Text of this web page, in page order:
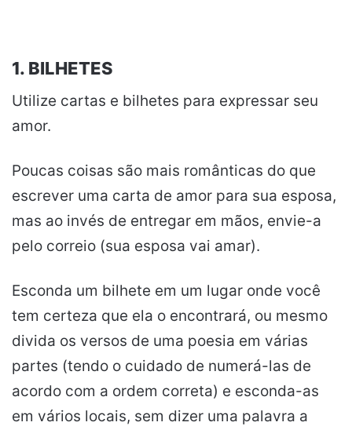
1. BILHETES
Utilize cartas e bilhetes para expressar seu
amor.
Poucas coisas são mais românticas do que
escrever uma carta de amor para sua esposa,
mas ao invés de entregar em mãos, envie-a
pelo correio (sua esposa vai amar).
Esconda um bilhete em um lugar onde você
tem certeza que ela o encontrará, ou mesmo
divida os versos de uma poesia em várias
partes (tendo o cuidado de numerá-las de
acordo com a ordem correta) e esconda-as
em vários locais, sem dizer uma palavra a